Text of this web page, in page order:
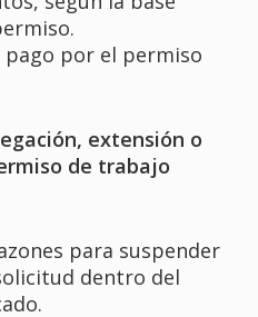
pago por el permiso
extensión o
de trabajo
para suspender
dentro del